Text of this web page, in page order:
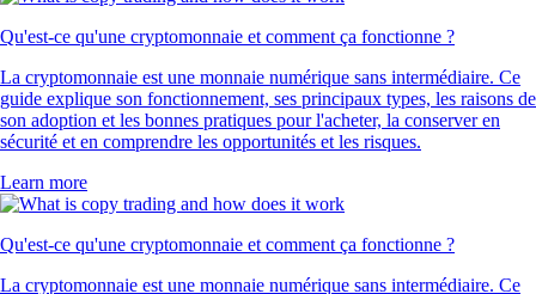
Qu'est-ce qu'une cryptomonnaie et comment ça fonctionne ?
La cryptomonnaie est une monnaie numérique sans intermédiaire. Ce
guide explique son fonctionnement, ses principaux types, les raisons de
son adoption et les bonnes pratiques pour l'acheter, la conserver en
sécurité et en comprendre les opportunités et les risques.
Learn more
Qu'est-ce qu'une cryptomonnaie et comment ça fonctionne ?
La cryptomonnaie est une monnaie numérique sans intermédiaire. Ce